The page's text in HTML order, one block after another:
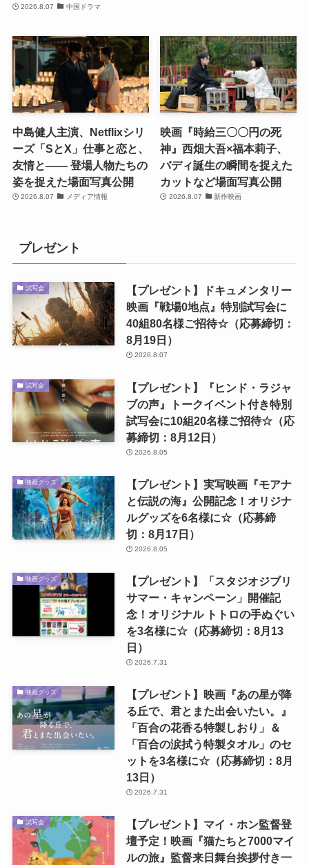
2026.8.07 中国ドラマ
中島健人主演、Netflixシリ
ーズ「SとX」仕事と恋と、
友情と―― 登場人物たちの
姿を捉えた場面写真公開
2026.8.07 メディア情報
映画『時給三〇〇円の死
神』西畑大吾×福本莉子、
バディ誕生の瞬間を捉えた
カットなど場面写真公開
2026.8.07 新作映画
プレゼント
試写会
【プレゼント】ドキュメンタリー
映画『戦場0地点』特別試写会に
40組80名様ご招待☆（応募締切：
8月19日）
2026.8.07
試写会
【プレゼント】『ヒンド・ラジャ
ブの声』トークイベント付き特別
試写会に10組20名様ご招待☆（応
募締切：8月12日）
2026.8.05
映画グッズ
【プレゼント】実写映画『モアナ
と伝説の海』公開記念！オリジナ
ルグッズを6名様に☆（応募締
切：8月17日）
2026.8.05
映画グッズ
【プレゼント】「スタジオジブリ
サマー・キャンペーン」開催記
念！オリジナル トトロの手ぬぐい
を3名様に☆（応募締切：8月13
日）
2026.7.31
映画グッズ
【プレゼント】映画『あの星が降
る丘で、君とまた出会いたい。』
「百合の花香る特製しおり」＆
「百合の涙拭う特製タオル」のセ
ットを3名様に☆（応募締切：8月
13日）
2026.7.31
試写会
【プレゼント】マイ・ホン監督登
壇予定！映画『猫たちと7000マイ
ルの旅』監督来日舞台挨拶付き一